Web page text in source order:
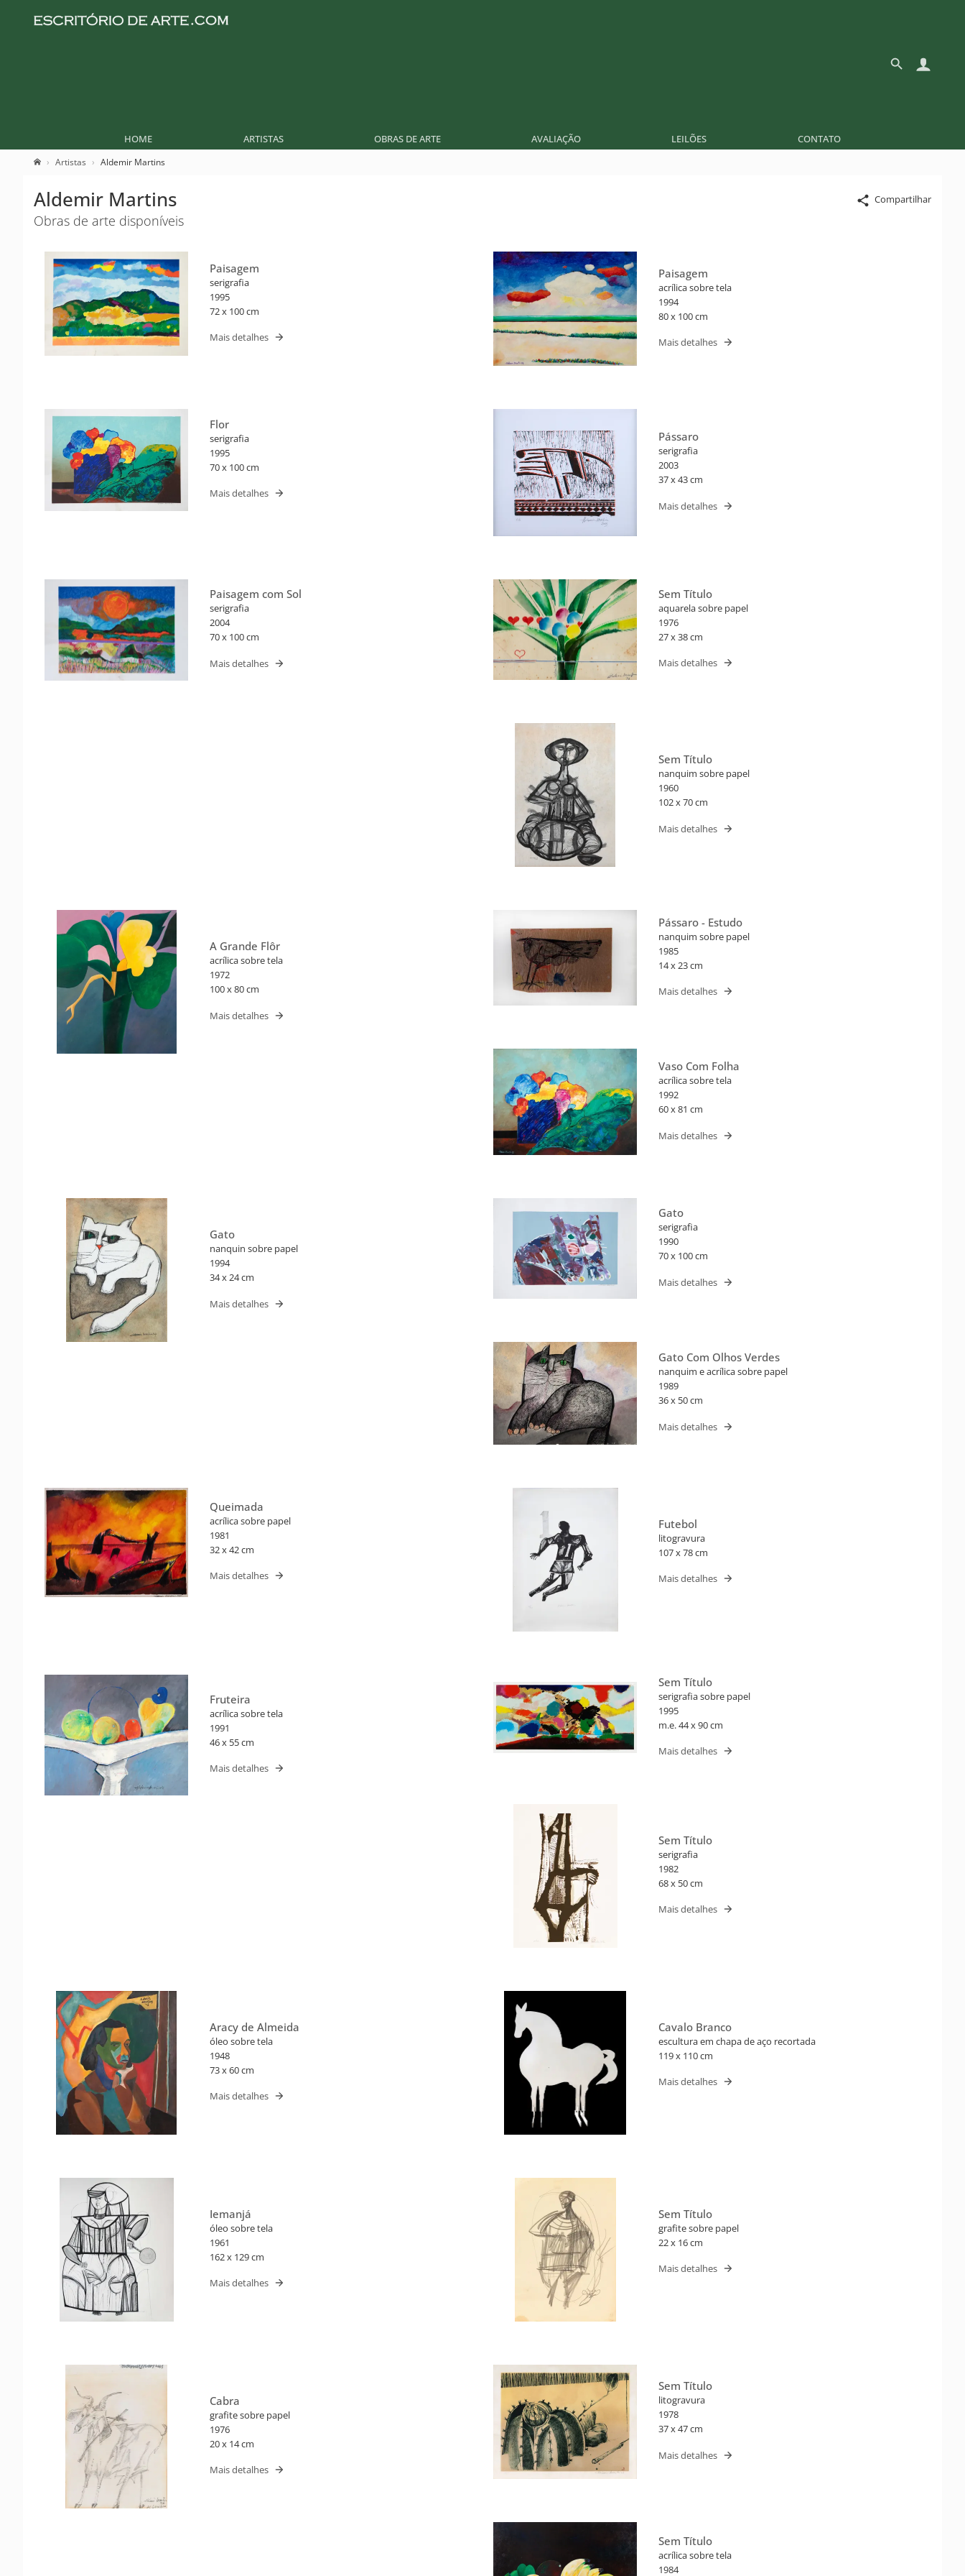
HOME ARTISTAS OBRAS DE ARTE AVALIAÇÃO LEILÕES CONTATO
Artistas Aldemir Martins
Compartilhar
Aldemir Martins
Obras de arte disponíveis
Paisagem
serigrafia
1995
72 x 100 cm
Mais detalhes
Paisagem
acrílica sobre tela
1994
80 x 100 cm
Mais detalhes
Flor
serigrafia
1995
70 x 100 cm
Mais detalhes
Pássaro
serigrafia
2003
37 x 43 cm
Mais detalhes
Paisagem com Sol
serigrafia
2004
70 x 100 cm
Mais detalhes
Sem Título
aquarela sobre papel
1976
27 x 38 cm
Mais detalhes
Sem Título
nanquim sobre papel
1960
102 x 70 cm
Mais detalhes
A Grande Flôr
acrílica sobre tela
1972
100 x 80 cm
Mais detalhes
Pássaro - Estudo
nanquim sobre papel
1985
14 x 23 cm
Mais detalhes
Vaso Com Folha
acrílica sobre tela
1992
60 x 81 cm
Mais detalhes
Gato
nanquin sobre papel
1994
34 x 24 cm
Mais detalhes
Gato
serigrafia
1990
70 x 100 cm
Mais detalhes
Gato Com Olhos Verdes
nanquim e acrílica sobre papel
1989
36 x 50 cm
Mais detalhes
Queimada
acrílica sobre papel
1981
32 x 42 cm
Mais detalhes
Futebol
litogravura
107 x 78 cm
Mais detalhes
Fruteira
acrílica sobre tela
1991
46 x 55 cm
Mais detalhes
Sem Título
serigrafia sobre papel
1995
m.e. 44 x 90 cm
Mais detalhes
Sem Título
serigrafia
1982
68 x 50 cm
Mais detalhes
Aracy de Almeida
óleo sobre tela
1948
73 x 60 cm
Mais detalhes
Cavalo Branco
escultura em chapa de aço recortada
119 x 110 cm
Mais detalhes
Iemanjá
óleo sobre tela
1961
162 x 129 cm
Mais detalhes
Sem Título
grafite sobre papel
22 x 16 cm
Mais detalhes
Cabra
grafite sobre papel
1976
20 x 14 cm
Mais detalhes
Sem Título
litogravura
1978
37 x 47 cm
Mais detalhes
Sem Título
acrílica sobre tela
1984